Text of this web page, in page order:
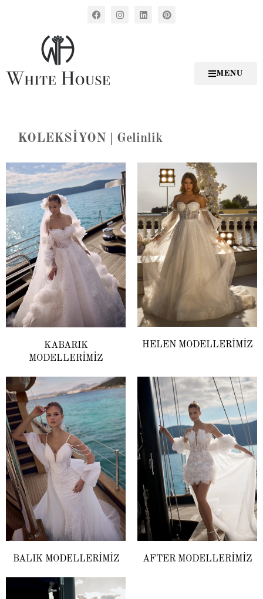
MENU
KOLEKSİYON | Gelinlik
KABARIK
MODELLERİMİZ
HELEN MODELLERİMİZ
BALIK MODELLERİMİZ AFTER MODELLERIMIZ